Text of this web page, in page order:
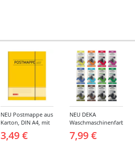
NEU Postmappe aus
Karton, DIN A4, mit
Gummizug
3,49 €
NEU DEKA
Waschmaschinenfarbe
Wash & Go für 500g
Stoff - Verschiedene
7,99 €